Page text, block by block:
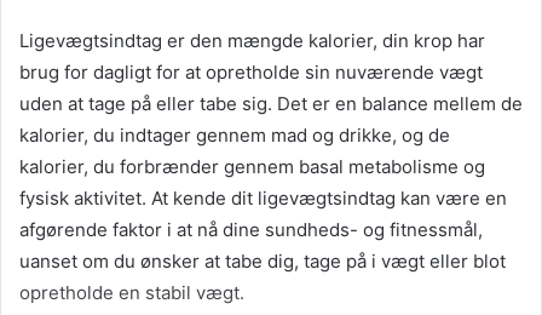
Ligevægtsindtag er den mængde kalorier, din krop har
brug for dagligt for at opretholde sin nuværende vægt
uden at tage på eller tabe sig. Det er en balance mellem de
kalorier, du indtager gennem mad og drikke, og de
kalorier, du forbrænder gennem basal metabolisme og
fysisk aktivitet. At kende dit ligevægtsindtag kan være en
afgørende faktor i at nå dine sundheds- og fitnessmål,
uanset om du ønsker at tabe dig, tage på i vægt eller blot
opretholde en stabil vægt.